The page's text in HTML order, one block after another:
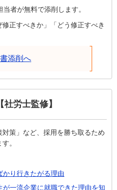
者が無料で添削します。
正すべきか」「どう修正すべき
添削へ
労士監修】
対策」など、採用を勝ち取るため
。
かり行きたがる理由
が一流企業に就職できた理由を知